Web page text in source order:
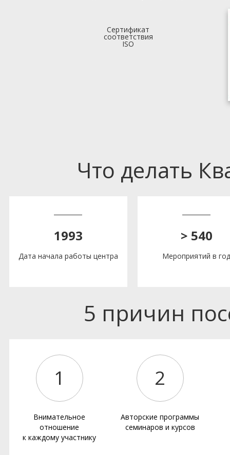
Сертификат
соответствия
ISO
Что делать
1993
Дата начала работы центра
> 540
Мероприятий в год
5 причин
1
Внимательное
отношение
к каждому участнику
2
Авторские программы
семинаров и курсов